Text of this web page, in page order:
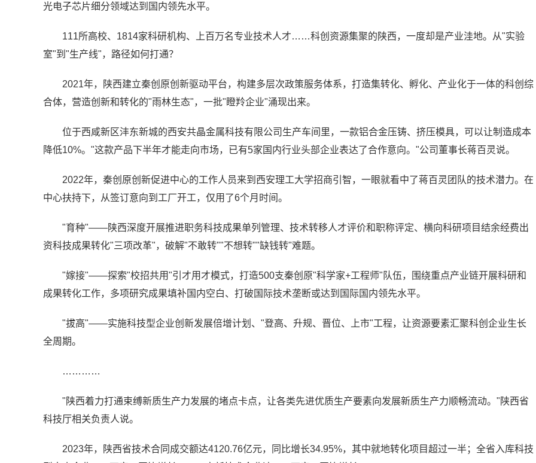
光电子芯片细分领域达到国内领先水平。
111所高校、1814家科研机构、上百万名专业技术人才……科创资源集聚的陕西，一度却是产业洼地。从"实验
室"到"生产线"，路径如何打通？
2021年，陕西建立秦创原创新驱动平台，构建多层次政策服务体系，打造集转化、孵化、产业化于一体的科创综
合体，营造创新和转化的"雨林生态"，一批"瞪羚企业"涌现出来。
位于西咸新区沣东新城的西安共晶金属科技有限公司生产车间里，一款铝合金压铸、挤压模具，可以让制造成本
降低10%。"这款产品下半年才能走向市场，已有5家国内行业头部企业表达了合作意向。"公司董事长蒋百灵说。
2022年，秦创原创新促进中心的工作人员来到西安理工大学招商引智，一眼就看中了蒋百灵团队的技术潜力。在
中心扶持下，从签订意向到工厂开工，仅用了6个月时间。
"育种"——陕西深度开展推进职务科技成果单列管理、技术转移人才评价和职称评定、横向科研项目结余经费出
资科技成果转化"三项改革"，破解"不敢转""不想转""缺钱转"难题。
"嫁接"——探索"校招共用"引才用才模式，打造500支秦创原"科学家+工程师"队伍，围绕重点产业链开展科研和
成果转化工作，多项研究成果填补国内空白、打破国际技术垄断或达到国际国内领先水平。
"拔高"——实施科技型企业创新发展倍增计划、"登高、升规、晋位、上市"工程，让资源要素汇聚科创企业生长
全周期。
…………
"陕西着力打通束缚新质生产力发展的堵点卡点，让各类先进优质生产要素向发展新质生产力顺畅流动。"陕西省
科技厅相关负责人说。
2023年，陕西省技术合同成交额达4120.76亿元，同比增长34.95%，其中就地转化项目超过一半；全省入库科技